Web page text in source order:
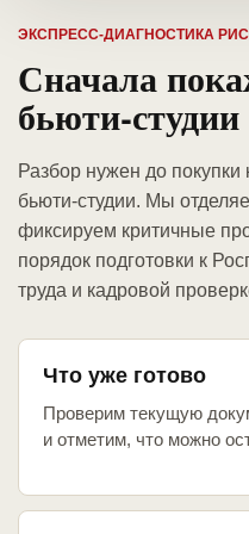
ЭКСПРЕСС-ДИАГНОСТИКА
Сначала
бьюти-студии
Разбор нужен до покупки
бьюти-студии. Мы
фиксируем критичные
порядок подготовки к
труда и кадровой
Что уже готово
Проверим текущую
и отметим, что можно